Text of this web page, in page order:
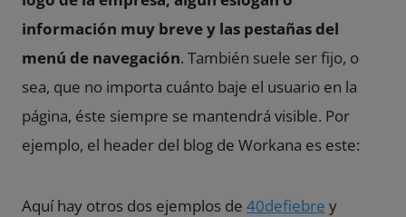
información muy breve y las pestañas del
menú de navegación. También suele ser fijo, o
sea, que no importa cuánto baje el usuario en la
página, éste siempre se mantendrá visible. Por
ejemplo, el header del blog de Workana es este:
Aquí hay otros dos ejemplos de 40defiebre y